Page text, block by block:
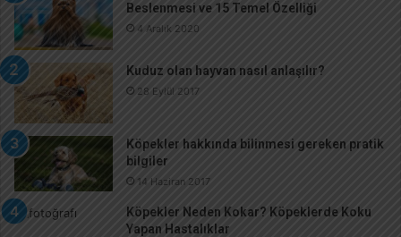
Beslenmesi ve 15 Temel Özelliği
4 Aralık 2020
Kuduz olan hayvan nasıl anlaşılır?
28 Eylül 2017
Köpekler hakkında bilinmesi gereken pratik
bilgiler
14 Haziran 2017
Köpekler Neden Kokar? Köpeklerde Koku
Yapan Hastalıklar